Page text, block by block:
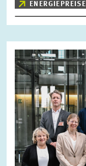
ENERGIEPREISE
öffnet
in
vergrößerter
Ansicht